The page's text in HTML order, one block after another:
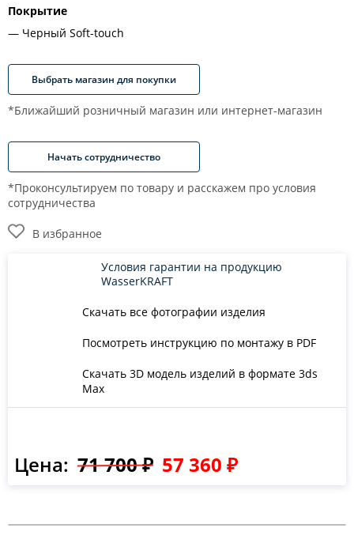
Покрытие
Черный Soft-touch
Выбрать магазин для покупки
*Ближайший розничный магазин или интернет-магазин
Начать сотрудничество
*Проконсультируем по товару и расскажем про условия
сотрудничества
В избранное
Скачать все фотографии изделия
Посмотреть инструкцию по монтажу в PDF
Скачать 3D модель изделий в формате 3ds
Max
Условия гарантии на продукцию
WasserKRAFT
Цена: 71 700 ₽ 57 360 ₽